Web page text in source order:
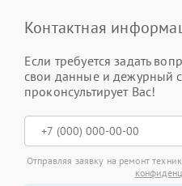
Контактная
Если требуется задать
свои данные и дежурный
проконсультирует Вас!
Отправляя заявку на ремонт